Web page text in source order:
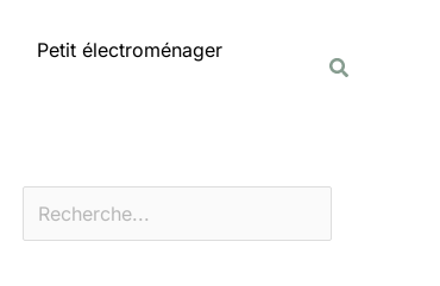
Petit électroménager